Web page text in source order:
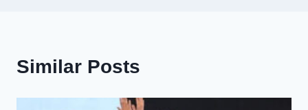
Similar Posts